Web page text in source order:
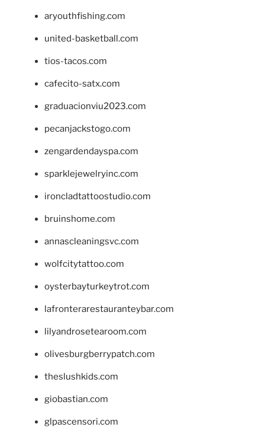
aryouthfishing.com
united-basketball.com
tios-tacos.com
cafecito-satx.com
graduacionviu2023.com
pecanjackstogo.com
zengardendayspa.com
sparklejewelryinc.com
ironcladtattoostudio.com
bruinshome.com
annascleaningsvc.com
wolfcitytattoo.com
oysterbayturkeytrot.com
lafronterarestauranteybar.com
lilyandrosetearoom.com
olivesburgberrypatch.com
theslushkids.com
giobastian.com
glpascensori.com